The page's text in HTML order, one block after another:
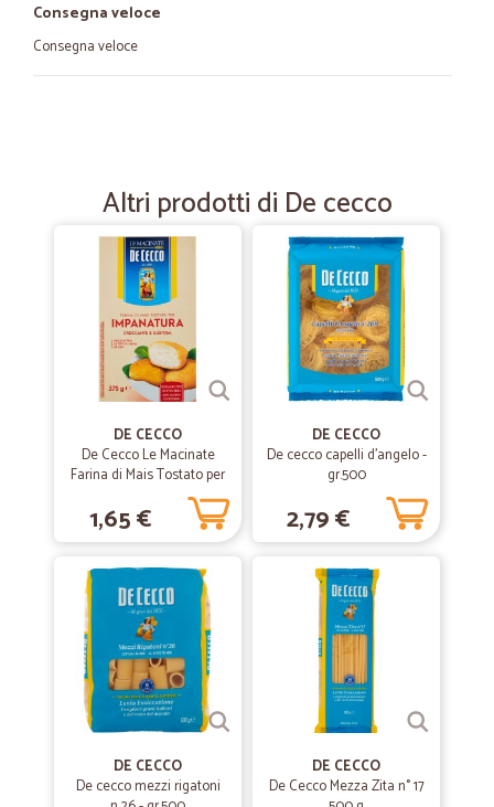
Consegna veloce
Consegna veloce
—Fabrizio S.
Tutto puntuale e perfetto!
08/07/2020
—Nicolò alessandro R.
Ottimo servizio prodotti di marca a…
Ottimo servizio prodotti di marca a buon prezzo vorrebbe un altro po'
di sconto riprodotto
tutto perfetto!
tutto perfetto!
—Mariuccia B.
Finalmente qualcuno che fa consegna a…
zona. Bravi mi son trovata benissimo sia come prezzi che spese di
spedizione. Consiglio . Grazie
Altri prodotti di De cecco
DE CECCO
De Cecco Le Macinate
Farina di Mais Tostato per
Impanatura 375 gr. senza
glutine
1,65 €
DE CECCO
De cecco capelli d'angelo -
gr.500
2,79 €
DE CECCO
De cecco mezzi rigatoni
DE CECCO
De Cecco Mezza Zita n° 17